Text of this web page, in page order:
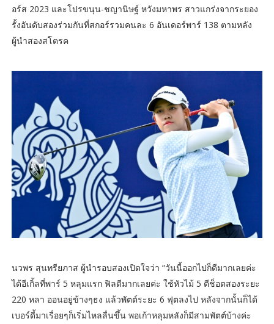
อร์ส 2023 และโปรขนุน-ชญานิษฐ์ หวังมหาพร สาวแกร่งจากระยอง
รั้งอันดับสองร่วมกันที่สกอร์รวมคนละ 6 อันเดอร์พาร์ 138 ตามหลัง
ผู้นำสองสโตรค
นวพร สุนทรียภาส ผู้นำรอบสองเปิดใจว่า “วันนี้ออกไปก็ดีมากเลยค่ะ
ได้อีเกิ้ลที่พาร์ 5 หลุมแรก ฟิลดีมากเลยค่ะ ใช้หัวไม้ 5 ตีช็อตสองระยะ
220 หลา ออนอยู่ข้างๆธง แล้วพัตต์ระยะ 6 ฟุตลงไป หลังจากนั้นก็ได้
เบอร์ดี้มาเรื่อยๆก็เริ่มไหลลื่นขึ้น พอเก้าหลุมหลังก็มีสามพัตต์บ้างค่ะ